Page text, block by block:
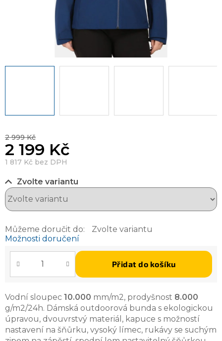
2 999 Kč
2 199 Kč
1 817 Kč bez DPH
Zvolte variantu
Můžeme doručit do:
Zvolte variantu
Možnosti doručení
Přidat do košíku
Vodní sloupec 10.000 mm/m2, prodyšnost 8.000
g/m2/24h. Dámská outdoorová bunda s ekologickou
úpravou, dvouvrstvý materiál, kapuce s možností
nastavení na šňůrku, vysoký límec, rukávy se suchým